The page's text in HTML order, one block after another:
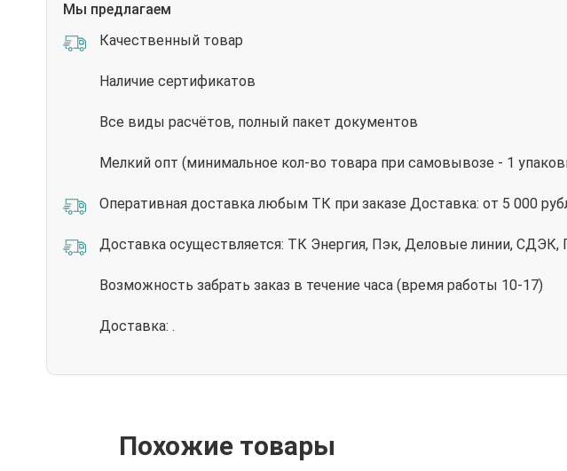
Мы предлагаем
Качественный товар
Наличие сертификатов
Все виды расчётов, полный пакет документов
Мелкий опт (минимальное кол-во товара при самовывозе - 1
Оперативная доставка любым ТК при заказе Доставка: от 5 000
Доставка осуществляется: ТК Энергия, Пэк, Деловые линии, СДЭК,
Возможность забрать заказ в течение часа (время работы 10-17)
Доставка: .
Похожие товары